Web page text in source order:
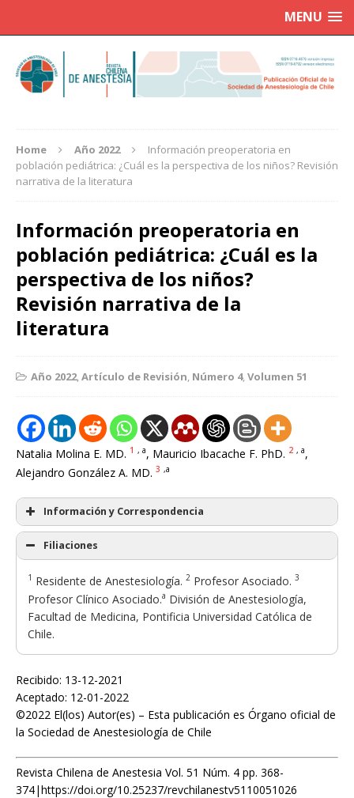
MENU
Home Año 2022
Información preoperatoria en
población pediátrica: ¿Cuál es la perspectiva de los niños? Revisión
narrativa de la literatura
Información preoperatoria en
población pediátrica: ¿Cuál es la
perspectiva de los niños?
Revisión narrativa de la
literatura
Año 2022,Artículo de Revisión, Número 4,Volumen 51
Natalia Molina E. MD. 1 , a, Mauricio Ibacache F. PhD. 2 , a,
Alejandro González A. MD. 3 ,a
Información y Correspondencia
Filiaciones
1 Residente de Anestesiología. 2 Profesor Asociado. 3
Profesor Clínico Asociado.a División de Anestesiología,
Facultad de Medicina, Pontificia Universidad Católica de
Chile.
Recibido: 13-12-2021
Aceptado: 12-01-2022
©2022 El(los) Autor(es) – Esta publicación es Órgano oficial de
la Sociedad de Anestesiología de Chile
Revista Chilena de Anestesia Vol. 51 Núm. 4 pp. 368-
374|https://doi.org/10.25237/revchilanestv5110051026